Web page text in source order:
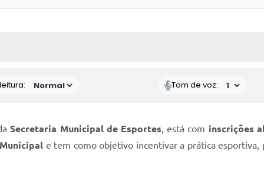
MÍDIAS
Tom de voz:
Secretaria Municipal de Esportes, está com inscrições
e tem como objetivo incentivar a prática